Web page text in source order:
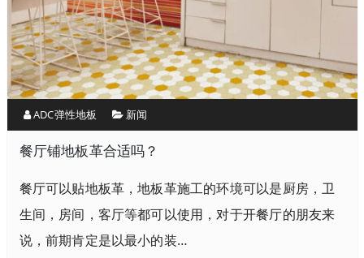
ADC弹性地板 新闻
餐厅铺地板革合适吗？
餐厅可以贴地板革，地板革施工的环境可以是厨房，卫
生间，房间，客厅等都可以使用，对于开餐厅的朋友来
说，前期肯定是以最小的装…